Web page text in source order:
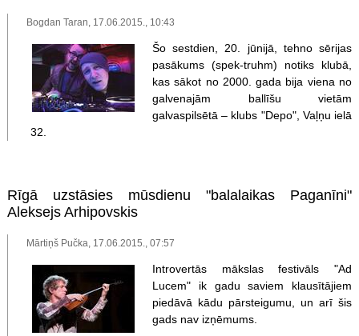
Bogdan Taran, 17.06.2015., 10:43
Šo sestdien, 20. jūnijā, tehno sērijas
pasākums (spek-truhm) notiks klubā,
kas sākot no 2000. gada bija viena no
galvenajām ballīšu vietām
galvaspilsētā – klubs "Depo", Vaļņu ielā
32.
Rīgā uzstāsies mūsdienu "balalaikas Paganīni"
Aleksejs Arhipovskis
Mārtiņš Pučka, 17.06.2015., 07:57
Introvertās mākslas festivāls "Ad
Lucem" ik gadu saviem klausītājiem
piedāvā kādu pārsteigumu, un arī šis
gads nav izņēmums.